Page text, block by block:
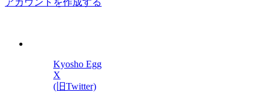
Kyosho Egg
X
(旧Twitter)